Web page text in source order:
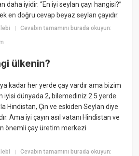
daha iyidir. “En iyi seylan çayı hangisi?”
en doğru cevap beyaz seylan çayıdır.
|Cevabın tamamını burada okuyun:
ülkenin?
kadar her yerde çay vardır ama bizim
iyisi dünyada 2, bilemediniz 2.5 yerde
Hindistan, Çin ve eskiden Seylan diye
Ama iyi çayın asıl vatanı Hindistan ve
önemli çay üretim merkezi
|Cevabın tamamını burada okuyun: